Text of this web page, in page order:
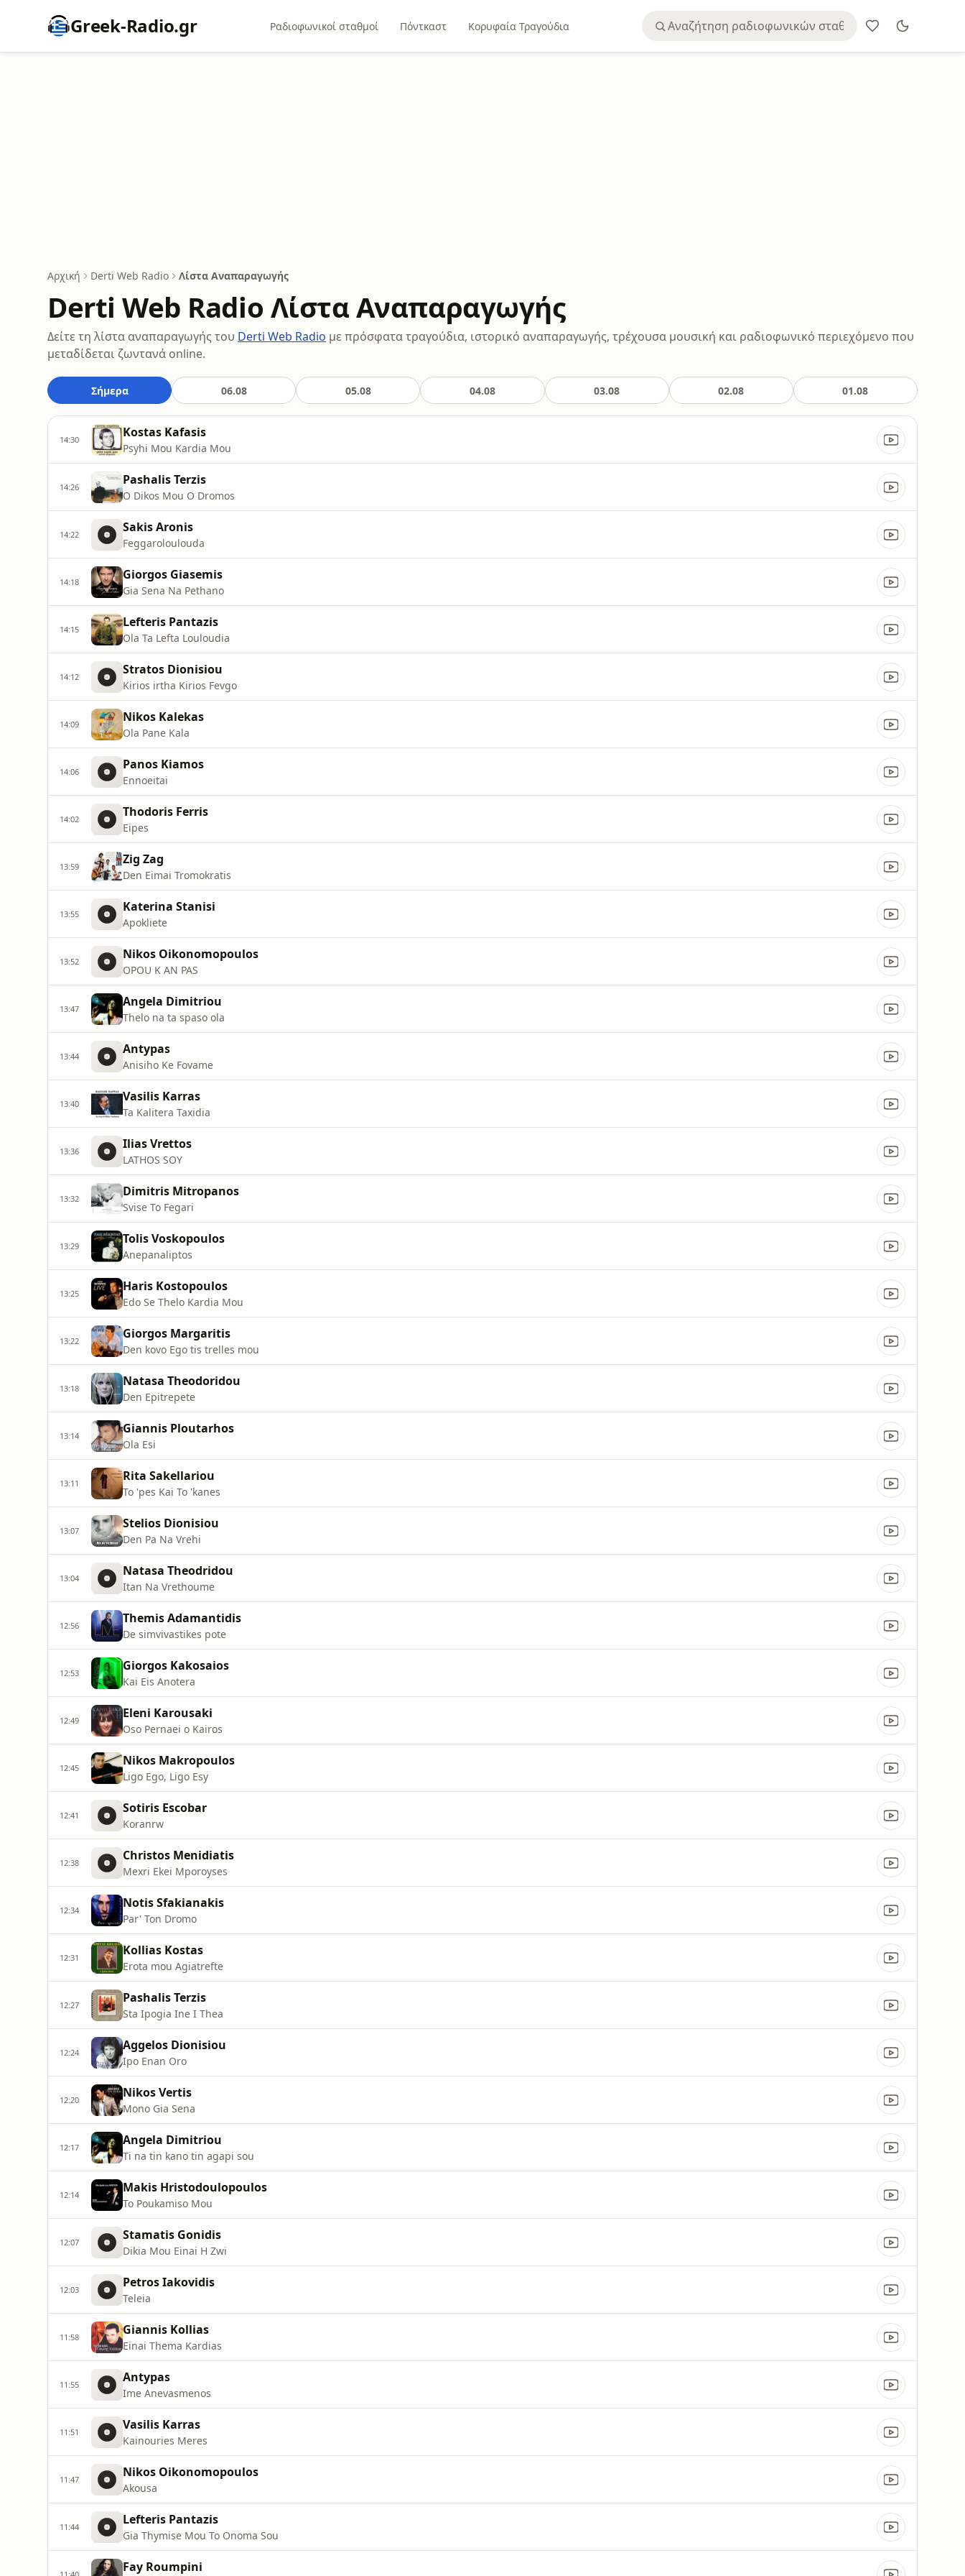
Greek-Radio.gr Ραδιοφωνικοί σταθμοί Πόντκαστ Κορυφαία Τραγούδια
Αρχική Derti Web Radio Λίστα Αναπαραγωγής
Derti Web Radio Λίστα Αναπαραγωγής
Δείτε τη λίστα αναπαραγωγής του Derti Web Radio με πρόσφατα τραγούδια, ιστορικό αναπαραγωγής, τρέχουσα μουσική και ραδιοφωνικό περιεχόμενο που
μεταδίδεται ζωντανά online.
Σήμερα 06.08 05.08 04.08 03.08 02.08 01.08
14:30 Kostas Kafasis
Psyhi Mou Kardia Mou
14:26 Pashalis Terzis
O Dikos Mou O Dromos
14:22 Sakis Aronis
Feggaroloulouda
14:18 Giorgos Giasemis
Gia Sena Na Pethano
14:15 Lefteris Pantazis
Ola Ta Lefta Louloudia
14:12 Stratos Dionisiou
Kirios irtha Kirios Fevgo
14:09 Nikos Kalekas
Ola Pane Kala
14:06 Panos Kiamos
Ennoeitai
14:02 Thodoris Ferris
Eipes
13:59 Zig Zag
Den Eimai Tromokratis
13:55 Katerina Stanisi
Apokliete
13:52 Nikos Oikonomopoulos
OPOU K AN PAS
13:47 Angela Dimitriou
Thelo na ta spaso ola
13:44 Antypas
Anisiho Ke Fovame
13:40 Vasilis Karras
Ta Kalitera Taxidia
13:36 Ilias Vrettos
LATHOS SOY
13:32 Dimitris Mitropanos
Svise To Fegari
13:29 Tolis Voskopoulos
Anepanaliptos
13:25 Haris Kostopoulos
Edo Se Thelo Kardia Mou
13:22 Giorgos Margaritis
Den kovo Ego tis trelles mou
13:18 Natasa Theodoridou
Den Epitrepete
13:14 Giannis Ploutarhos
Ola Esi
13:11 Rita Sakellariou
To 'pes Kai To 'kanes
13:07 Stelios Dionisiou
Den Pa Na Vrehi
13:04 Natasa Theodridou
Itan Na Vrethoume
12:56 Themis Adamantidis
De simvivastikes pote
12:53 Giorgos Kakosaios
Kai Eis Anotera
12:49 Eleni Karousaki
Oso Pernaei o Kairos
12:45 Nikos Makropoulos
Ligo Ego, Ligo Esy
12:41 Sotiris Escobar
Koranrw
12:38 Christos Menidiatis
Mexri Ekei Mporoyses
12:34 Notis Sfakianakis
Par' Ton Dromo
12:31 Kollias Kostas
Erota mou Agiatrefte
12:27 Pashalis Terzis
Sta Ipogia Ine I Thea
12:24 Aggelos Dionisiou
Ipo Enan Oro
12:20 Nikos Vertis
Mono Gia Sena
12:17 Angela Dimitriou
Ti na tin kano tin agapi sou
12:14 Makis Hristodoulopoulos
To Poukamiso Mou
12:07 Stamatis Gonidis
Dikia Mou Einai H Zwi
12:03 Petros Iakovidis
Teleia
11:58 Giannis Kollias
Einai Thema Kardias
11:55 Antypas
Ime Anevasmenos
11:51 Vasilis Karras
Kainouries Meres
11:47 Nikos Oikonomopoulos
Akousa
11:44 Lefteris Pantazis
Gia Thymise Mou To Onoma Sou
11:40 Fay Roumpini